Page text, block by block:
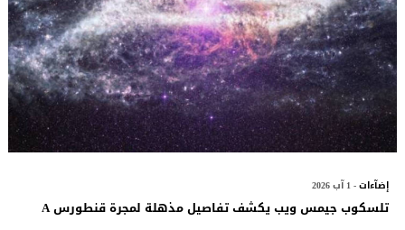
إضآءات- 1 آب 2026
تلسكوب جيمس ويب يكشف تفاصيل مذهلة لمجرة قنطورس A